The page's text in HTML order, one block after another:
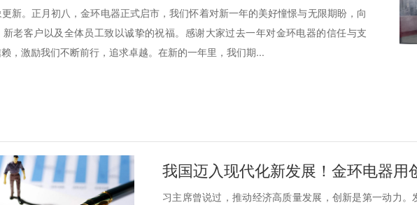
新。正月初八，金环电器正式启市，我们怀着对新一年的美好憧憬与无限期盼，向
新老客户以及全体员工致以诚挚的祝福。感谢大家过去一年对金环电器的信任与支
，激励我们不断前行，追求卓越。在新的一年里，我们期...
我国迈入现代化新发展！金环电器用
习主席曾说过，推动经济高质量发展，创新是第一动力